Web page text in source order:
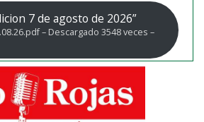
7 de agosto de 2026”
– Descargado 3548 veces –